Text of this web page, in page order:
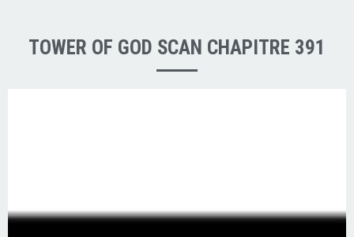
TOWER OF GOD SCAN CHAPITRE 391